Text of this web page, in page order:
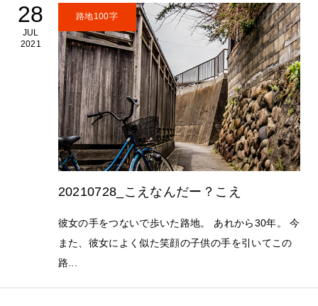
28
JUL
2021
路地100字
20210728_こえなんだー？こえ
彼女の手をつないで歩いた路地。 あれから30年。 今
また、彼女によく似た笑顔の子供の手を引いてこの
路...